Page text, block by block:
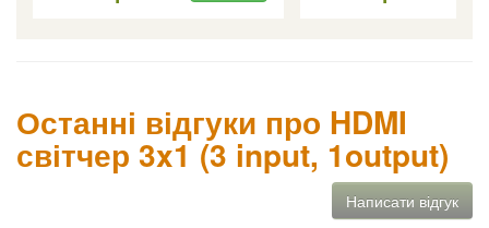
Останні відгуки про HDMI
світчер 3x1 (3 input, 1output)
Написати відгук